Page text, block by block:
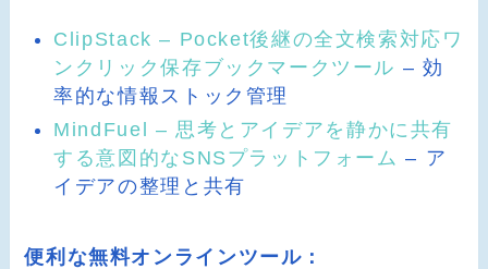
ClipStack – Pocket後継の全文検索対応ワ
ンクリック保存ブックマークツール – 効
率的な情報ストック管理
MindFuel – 思考とアイデアを静かに共有
する意図的なSNSプラットフォーム – ア
イデアの整理と共有
便利な無料オンラインツール：